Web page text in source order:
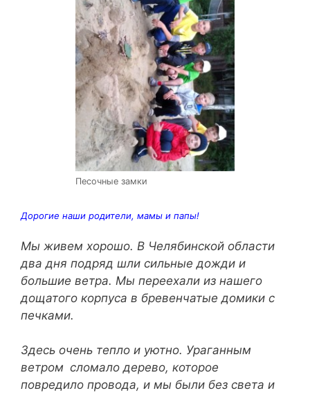
Песочные замки
Дорогие наши родители, мамы и папы!
Мы живем хорошо. В Челябинской области
два дня подряд шли сильные дожди и
большие ветра. Мы переехали из нашего
дощатого корпуса в бревенчатые домики с
печками.
Здесь очень тепло и уютно. Ураганным
ветром сломало дерево, которое
повредило провода, и мы были без света и